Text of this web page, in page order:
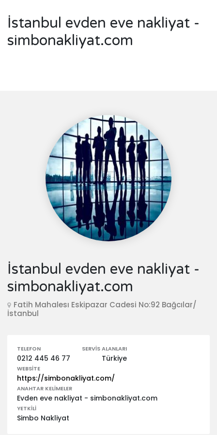
İstanbul evden eve nakliyat -
simbonakliyat.com
İstanbul evden eve nakliyat -
simbonakliyat.com
Fatih Mahalesı Eskipazar Cadesi No:92 Bağcılar/
İstanbul
TELEFON
0212 445 46 77
SERVIS ALANLARI
Türkiye
WEBSITE
https://simbonakliyat.com/
ANAHTAR KELIMELER
Evden eve nakliyat - simbonakliyat.com
YETKILI
Simbo Nakliyat